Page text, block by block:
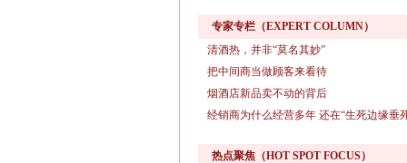
专家专栏（EXPERT COLUMN）
清酒热，并非“莫名其妙”
把中间商当做顾客来看待
烟酒店新品卖不动的背后
经销商为什么经营多年 还在“生死边缘垂
热点聚焦（HOT SPOT FOCUS）